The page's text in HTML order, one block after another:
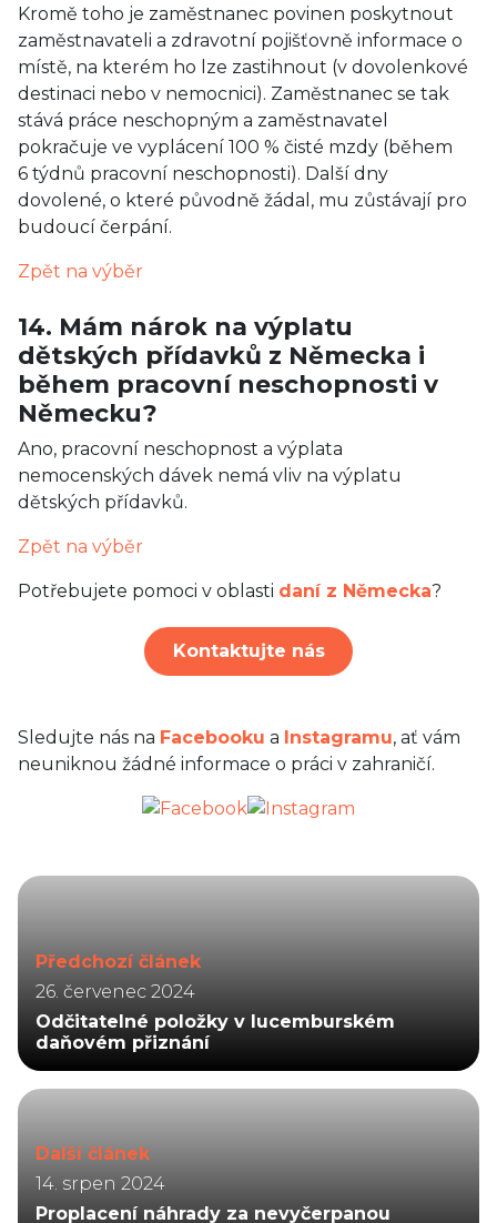
Kromě toho je zaměstnanec povinen poskytnout
zaměstnavateli a zdravotní pojišťovně informace o
místě, na kterém ho lze zastihnout (v dovolenkové
destinaci nebo v nemocnici). Zaměstnanec se tak
stává práce neschopným a zaměstnavatel
pokračuje ve vyplácení 100 % čisté mzdy (během
6 týdnů pracovní neschopnosti). Další dny
dovolené, o které původně žádal, mu zůstávají pro
budoucí čerpání.
Zpět na výběr
14. Mám nárok na výplatu
dětských přídavků z Německa i
během pracovní neschopnosti v
Německu?
Ano, pracovní neschopnost a výplata
nemocenských dávek nemá vliv na výplatu
dětských přídavků.
Zpět na výběr
Potřebujete pomoci v oblasti daní z Německa?
Kontaktujte nás
Sledujte nás na Facebooku a Instagramu, ať vám
neuniknou žádné informace o práci v zahraničí.
Předchozí článek
26. červenec 2024
Odčitatelné položky v lucemburském
daňovém přiznání
Další článek
14. srpen 2024
Proplacení náhrady za nevyčerpanou